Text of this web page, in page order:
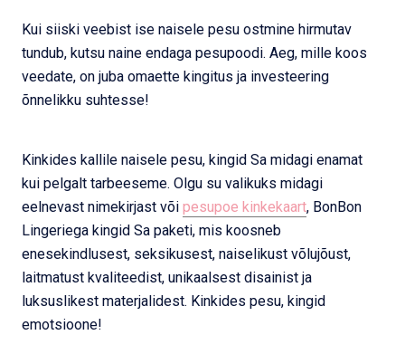
Kui siiski veebist ise naisele pesu ostmine hirmutav
tundub, kutsu naine endaga pesupoodi. Aeg, mille koos
veedate, on juba omaette kingitus ja investeering
õnnelikku suhtesse!
Kinkides kallile naisele pesu, kingid Sa midagi enamat
kui pelgalt tarbeeseme. Olgu su valikuks midagi
eelnevast nimekirjast või pesupoe kinkekaart, BonBon
Lingeriega kingid Sa paketi, mis koosneb
enesekindlusest, seksikusest, naiselikust võlujõust,
laitmatust kvaliteedist, unikaalsest disainist ja
luksuslikest materjalidest. Kinkides pesu, kingid
emotsioone!